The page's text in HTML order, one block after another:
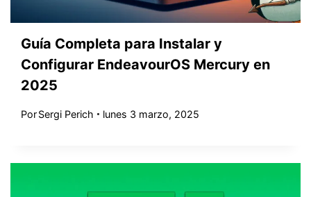
Guía Completa para Instalar y
Configurar EndeavourOS Mercury en
2025
PorSergi Perich lunes 3 marzo, 2025